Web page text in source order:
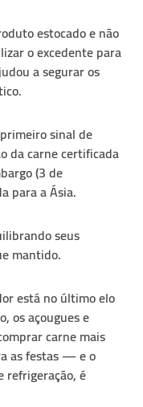
estocado e não
o excedente para
a segurar os
sinal de
da carne certificada
(3 de
para a Ásia.
seus
mantido.
está no último elo
os açougues e
carne mais
as festas — e o
refrigeração, é